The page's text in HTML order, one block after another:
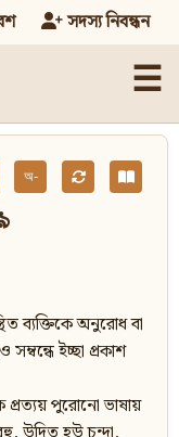
সদস্য নিবন্ধন
☰
অ-
ব্যক্তিকে অনুরোধ বা
ইচ্ছা প্রকাশ
পুরোনো ভাষায়